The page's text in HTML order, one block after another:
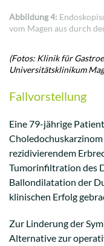
Abbildung 4:
vom Magen aus durch
(Fotos: Klinik für
Universitätsklinikum
Fallvorstellung
Eine 79-jährige
rezidivierendem
Tumorinfiltration des
Ballondilatation der
klinischen Erfolg
Zur Linderung der
Alternative zur